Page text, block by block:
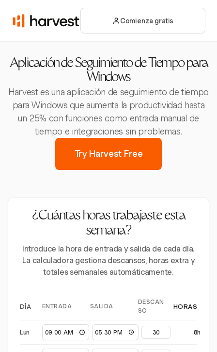
Comienza gratis
Aplicación de Seguimiento de Tiempo para
Windows
Harvest es una aplicación de seguimiento de tiempo
para Windows que aumenta la productividad hasta
un 25% con funciones como entrada manual de
tiempo e integraciones sin problemas.
Try Harvest Free
¿Cuántas horas trabajaste esta
semana?
Introduce la hora de entrada y salida de cada día.
La calculadora gestiona descansos, horas extra y
totales semanales automáticamente.
DÍA ENTRADA SALIDA
DESCAN
SO
HORAS
Lun 8h